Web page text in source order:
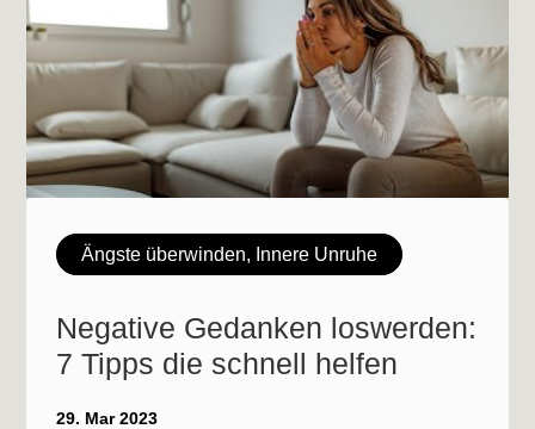
Ängste überwinden, Innere Unruhe
Negative Gedanken loswerden:
7 Tipps die schnell helfen
29. Mar 2023